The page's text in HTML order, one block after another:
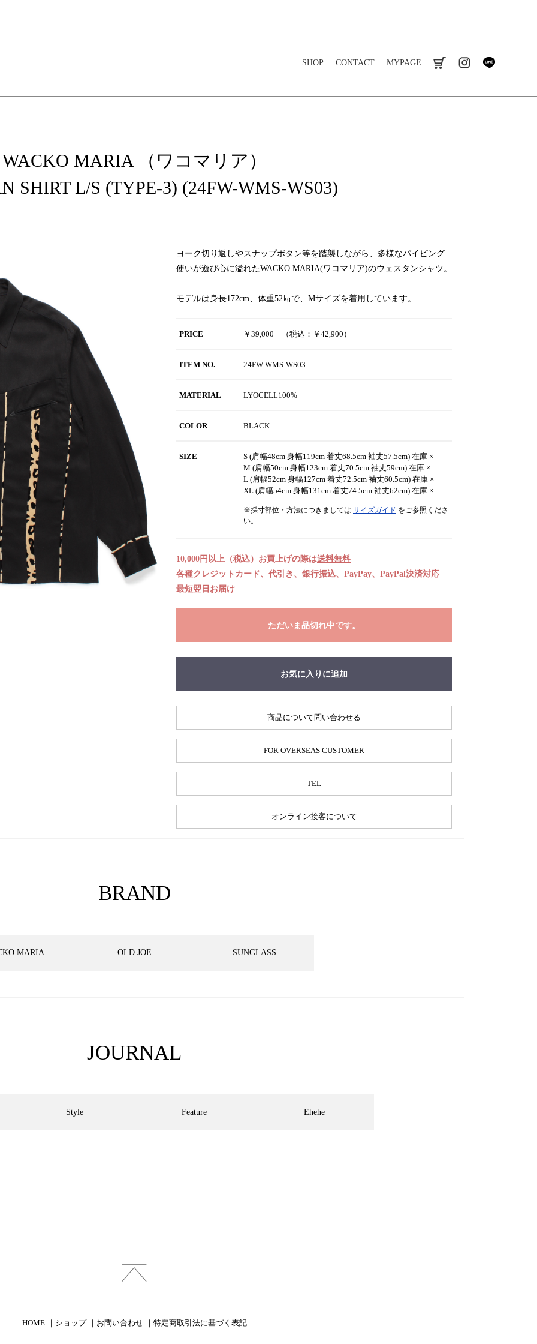
SHOP CONTACT MYPAGE instagram
WACKO MARIA （ワコマリア）
SHIRT L/S (TYPE-3) (24FW-WMS-WS03)
ヨーク切り返しやスナップボタン等を踏襲しながら、多様なパイピング
使いが遊び心に溢れたWACKO MARIA(ワコマリア)のウェスタンシャツ。
モデルは身長172cm、体重52㎏で、Mサイズを着用しています。
PRICE ￥39,000 （税込：￥42,900）
ITEM NO. 24FW-WMS-WS03
MATERIAL LYOCELL100%
COLOR BLACK
SIZE
S (肩幅48cm 身幅119cm 着丈68.5cm 袖丈57.5cm) 在庫 ×
M (肩幅50cm 身幅123cm 着丈70.5cm 袖丈59cm) 在庫 ×
L (肩幅52cm 身幅127cm 着丈72.5cm 袖丈60.5cm) 在庫 ×
XL (肩幅54cm 身幅131cm 着丈74.5cm 袖丈62cm) 在庫 ×
※採寸部位・方法につきましては サイズガイド をご参照くださ
い。
10,000円以上（税込）お買上げの際は送料無料
各種クレジットカード、代引き、銀行振込、PayPay、PayPal決済対応
最短翌日お届け
ただいま品切れ中です。
お気に入りに追加
商品について問い合わせる
FOR OVERSEAS CUSTOMER
TEL
オンライン接客について
BRAND
MARIA OLD JOE SUNGLASS
JOURNAL
Style Feature Ehehe
HOME ショップ お問い合わせ 特定商取引法に基づく表記